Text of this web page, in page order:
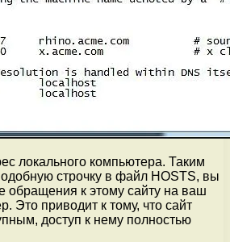
локального компьютера. Таким
строчку в файл HOSTS, вы
обращения к этому сайту на ваш
Это приводит к тому, что сайт
доступ к нему полностью